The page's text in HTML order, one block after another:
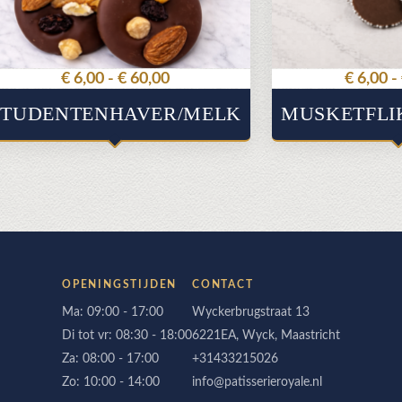
€6,00 - €60,00Prijsklasse:
totMELK
€6,00 -
de
productpagina
OPENINGSTIJDEN
Ma: 09:00 - 17:00
Di tot vr: 08:30 - 18:00
Za: 08:00 - 17:00
Zo: 10:00 - 14:00
CONTACT
Wyckerbrugstraat 13
6221EA, Wyck, Maastricht
+31433215026
info@patisserieroyale.nl